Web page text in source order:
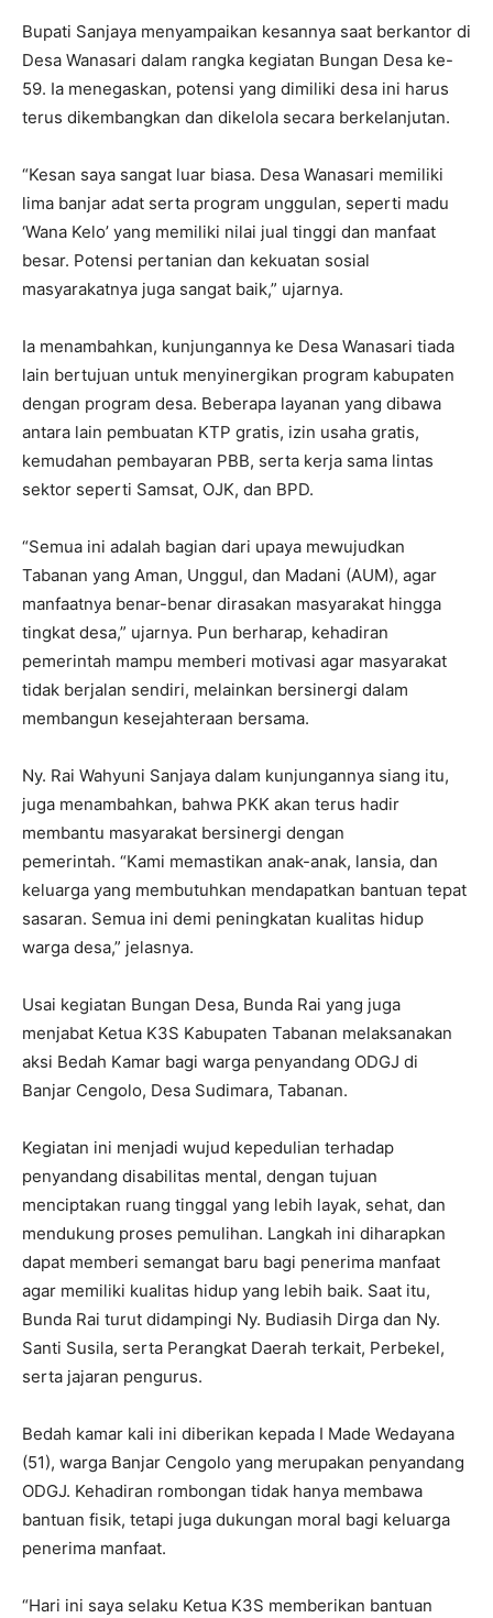
Bupati Sanjaya menyampaikan kesannya saat berkantor di
Desa Wanasari dalam rangka kegiatan Bungan Desa ke-
59. Ia menegaskan, potensi yang dimiliki desa ini harus
terus dikembangkan dan dikelola secara berkelanjutan.
“Kesan saya sangat luar biasa. Desa Wanasari memiliki
lima banjar adat serta program unggulan, seperti madu
‘Wana Kelo’ yang memiliki nilai jual tinggi dan manfaat
besar. Potensi pertanian dan kekuatan sosial
masyarakatnya juga sangat baik,” ujarnya.
Ia menambahkan, kunjungannya ke Desa Wanasari tiada
lain bertujuan untuk menyinergikan program kabupaten
dengan program desa. Beberapa layanan yang dibawa
antara lain pembuatan KTP gratis, izin usaha gratis,
kemudahan pembayaran PBB, serta kerja sama lintas
sektor seperti Samsat, OJK, dan BPD.
“Semua ini adalah bagian dari upaya mewujudkan
Tabanan yang Aman, Unggul, dan Madani (AUM), agar
manfaatnya benar-benar dirasakan masyarakat hingga
tingkat desa,” ujarnya. Pun berharap, kehadiran
pemerintah mampu memberi motivasi agar masyarakat
tidak berjalan sendiri, melainkan bersinergi dalam
membangun kesejahteraan bersama.
Ny. Rai Wahyuni Sanjaya dalam kunjungannya siang itu,
juga menambahkan, bahwa PKK akan terus hadir
membantu masyarakat bersinergi dengan
pemerintah. “Kami memastikan anak-anak, lansia, dan
keluarga yang membutuhkan mendapatkan bantuan tepat
sasaran. Semua ini demi peningkatan kualitas hidup
warga desa,” jelasnya.
Usai kegiatan Bungan Desa, Bunda Rai yang juga
menjabat Ketua K3S Kabupaten Tabanan melaksanakan
aksi Bedah Kamar bagi warga penyandang ODGJ di
Banjar Cengolo, Desa Sudimara, Tabanan.
Kegiatan ini menjadi wujud kepedulian terhadap
penyandang disabilitas mental, dengan tujuan
menciptakan ruang tinggal yang lebih layak, sehat, dan
mendukung proses pemulihan. Langkah ini diharapkan
dapat memberi semangat baru bagi penerima manfaat
agar memiliki kualitas hidup yang lebih baik. Saat itu,
Bunda Rai turut didampingi Ny. Budiasih Dirga dan Ny.
Santi Susila, serta Perangkat Daerah terkait, Perbekel,
serta jajaran pengurus.
Bedah kamar kali ini diberikan kepada I Made Wedayana
(51), warga Banjar Cengolo yang merupakan penyandang
ODGJ. Kehadiran rombongan tidak hanya membawa
bantuan fisik, tetapi juga dukungan moral bagi keluarga
penerima manfaat.
“Hari ini saya selaku Ketua K3S memberikan bantuan